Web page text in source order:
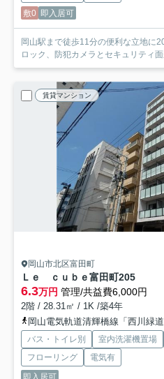
敷0 即入居可
岡山駅まで徒歩11分の便利な立地に
ロック、防犯カメラとセキュリティ
賃貸マンション
岡山市北区富田町
Ｌｅ ｃｕｂｅ富田町205
6.3万円 管理/共益費6,000円
2階 / 28.31㎡ / 1K /築4年
岡山電気軌道清輝橋線「西川緑
バス・トイレ別 室内洗濯機置場
フローリング
電気有